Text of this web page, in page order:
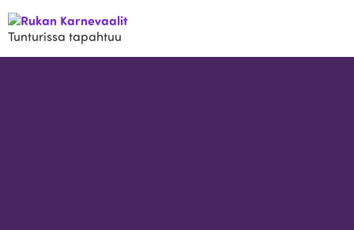
Tunturissa tapahtuu